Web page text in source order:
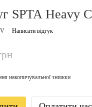
SPTA Heavy
Написати відгук
накопичувальної знижки